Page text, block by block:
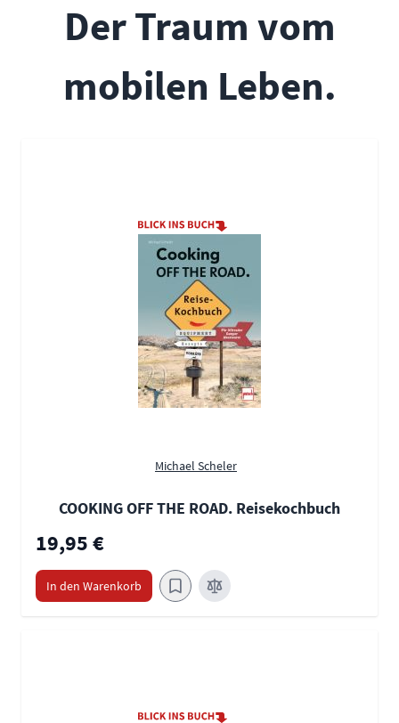
Der Traum vom
mobilen Leben.
Michael Scheler
COOKING OFF THE ROAD. Reisekochbuch
19,95 €
In den Warenkorb